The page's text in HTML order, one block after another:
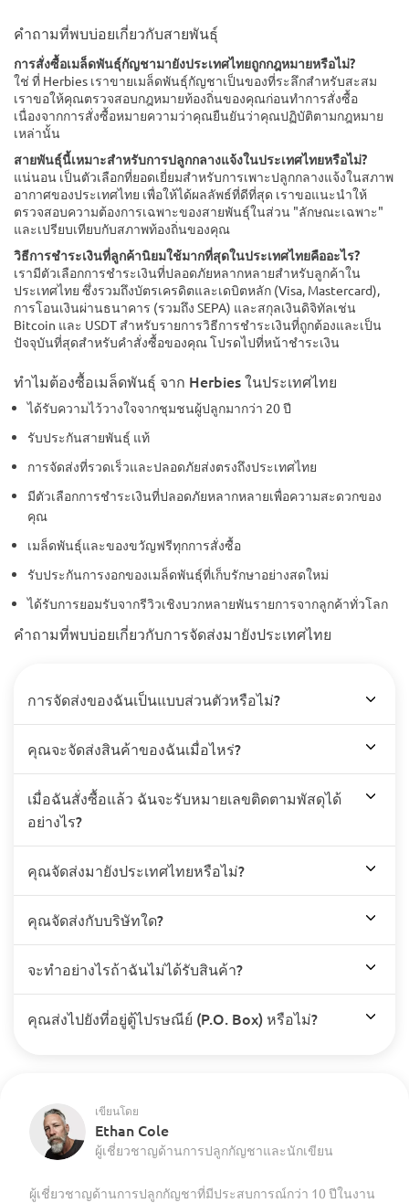
คำถามที่พบบ่อยเกี่ยวกับสายพันธุ์
การสั่งซื้อเมล็ดพันธุ์กัญชามายังประเทศไทยถูกกฎหมายหรือไม่?
ใช่ ที่ Herbies เราขายเมล็ดพันธุ์กัญชาเป็นของที่ระลึกสำหรับสะสม
เราขอให้คุณตรวจสอบกฎหมายท้องถิ่นของคุณก่อนทำการสั่งซื้อ
เนื่องจากการสั่งซื้อหมายความว่าคุณยืนยันว่าคุณปฏิบัติตามกฎหมาย
เหล่านั้น
สายพันธุ์นี้เหมาะสำหรับการปลูกกลางแจ้งในประเทศไทยหรือไม่?
แน่นอน เป็นตัวเลือกที่ยอดเยี่ยมสำหรับการเพาะปลูกกลางแจ้งในสภาพ
อากาศของประเทศไทย เพื่อให้ได้ผลลัพธ์ที่ดีที่สุด เราขอแนะนำให้
ตรวจสอบความต้องการเฉพาะของสายพันธุ์ในส่วน "ลักษณะเฉพาะ"
และเปรียบเทียบกับสภาพท้องถิ่นของคุณ
วิธีการชำระเงินที่ลูกค้านิยมใช้มากที่สุดในประเทศไทยคืออะไร?
เรามีตัวเลือกการชำระเงินที่ปลอดภัยหลากหลายสำหรับลูกค้าใน
ประเทศไทย ซึ่งรวมถึงบัตรเครดิตและเดบิตหลัก (Visa, Mastercard),
การโอนเงินผ่านธนาคาร (รวมถึง SEPA) และสกุลเงินดิจิทัลเช่น
Bitcoin และ USDT สำหรับรายการวิธีการชำระเงินที่ถูกต้องและเป็น
ปัจจุบันที่สุดสำหรับคำสั่งซื้อของคุณ โปรดไปที่หน้าชำระเงิน
ทำไมต้องซื้อเมล็ดพันธุ์ จาก Herbies ในประเทศไทย
ได้รับความไว้วางใจจากชุมชนผู้ปลูกมากว่า 20 ปี
รับประกันสายพันธุ์ แท้
การจัดส่งที่รวดเร็วและปลอดภัยส่งตรงถึงประเทศไทย
มีตัวเลือกการชำระเงินที่ปลอดภัยหลากหลายเพื่อความสะดวกของ
คุณ
เมล็ดพันธุ์และของขวัญฟรีทุกการสั่งซื้อ
รับประกันการงอกของเมล็ดพันธุ์ที่เก็บรักษาอย่างสดใหม่
ได้รับการยอมรับจากรีวิวเชิงบวกหลายพันรายการจากลูกค้าทั่วโลก
คำถามที่พบบ่อยเกี่ยวกับการจัดส่งมายังประเทศไทย
การจัดส่งของฉันเป็นแบบส่วนตัวหรือไม่?
คุณจะจัดส่งสินค้าของฉันเมื่อไหร่?
เมื่อฉันสั่งซื้อแล้ว ฉันจะรับหมายเลขติดตามพัสดุได้
อย่างไร?
คุณจัดส่งมายังประเทศไทยหรือไม่?
คุณจัดส่งกับบริษัทใด?
จะทำอย่างไรถ้าฉันไม่ได้รับสินค้า?
คุณส่งไปยังที่อยู่ตู้ไปรษณีย์ (P.O. Box) หรือไม่?
เขียนโดย
Ethan Cole
ผู้เชี่ยวชาญด้านการปลูกกัญชาและนักเขียน
ผู้เชี่ยวชาญด้านการปลูกกัญชาที่มีประสบการณ์กว่า 10 ปีในงาน